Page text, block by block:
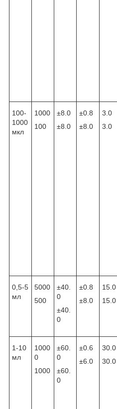
100-
1000
мкл
1000
100
±8.0
±8.0
±0.8
±8.0
3.0
3.0
0,5-5
мл
5000
500
±40.
0
±40.
0
±0.8
±8.0
15.0
15.0
1-10
мл
1000
0
1000
±60.
0
±60.
0
±0.6
±6.0
30.0
30.0